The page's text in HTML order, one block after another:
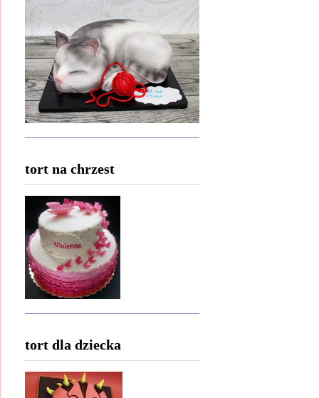
tort na chrzest
tort dla dziecka